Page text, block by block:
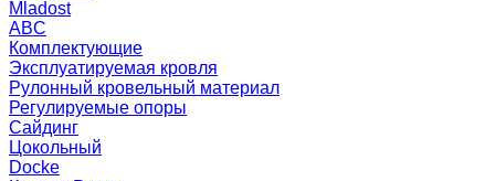
Mladost
ABC
Комплектующие
Эксплуатируемая кровля
Рулонный кровельный материал
Регулируемые опоры
Сайдинг
Цокольный
Docke